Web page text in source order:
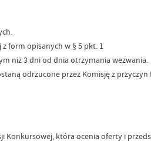
form opisanych w § 5 pkt. 1
niż 3 dni od dnia otrzymania wezwania.
odrzucone przez Komisję z
która ocenia oferty i